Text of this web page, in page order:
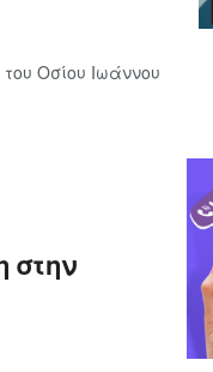
Οσίου Ιωάννου
στην